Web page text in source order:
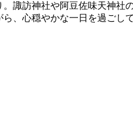
諏訪神社や阿豆佐味天神
、心穏やかな一日を過ごし